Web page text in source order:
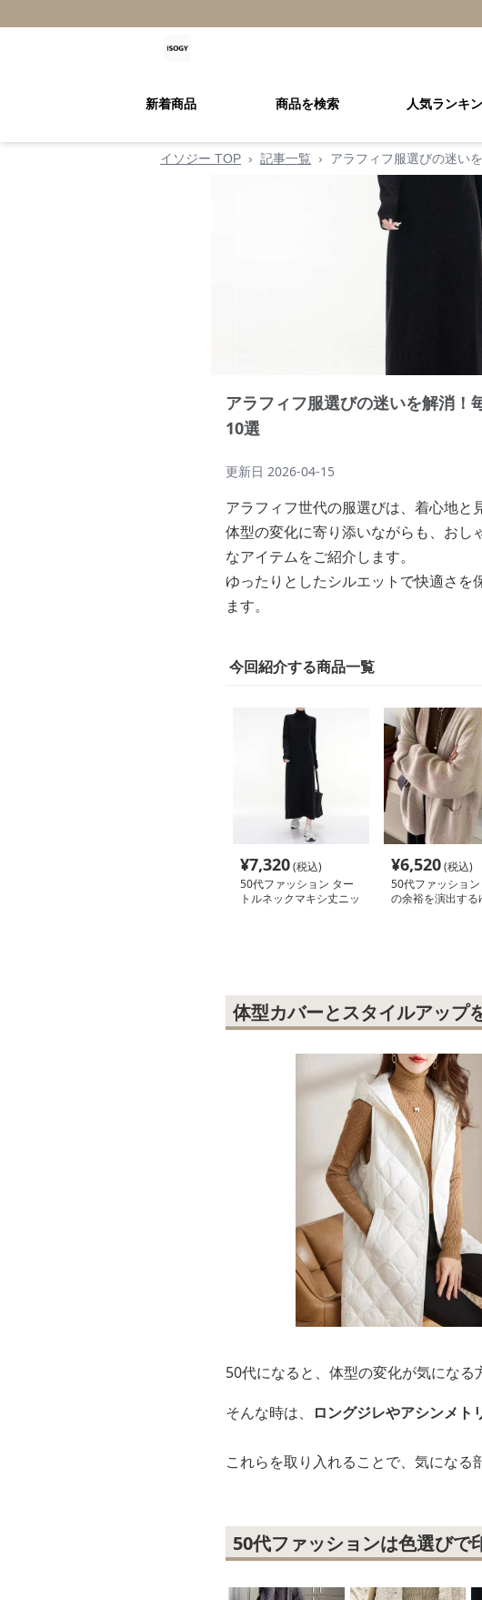
新着商品 商品を検索 人気ランキ
イソジー TOP › 記事一覧 › アラフィフ服選びの迷い
アラフィフ服選びの迷いを解消！
10選
更新日 2026-04-15
アラフィフ世代の服選びは、着心地と
体型の変化に寄り添いながらも、お
なアイテムをご紹介します。
ゆったりとしたシルエットで快適さ
ます。
今回紹介する商品一覧
¥7,320(税込)
50代ファッション ター
トルネックマキシ丈ニッ
¥6,520(税込)
50代ファッション
の余裕を演出する
体型カバーとスタイルアップ
50代になると、体型の変化が気になる
そんな時は、
ロングジレやアシンメト
これらを取り入れることで、気になる
50代ファッションは色選びで